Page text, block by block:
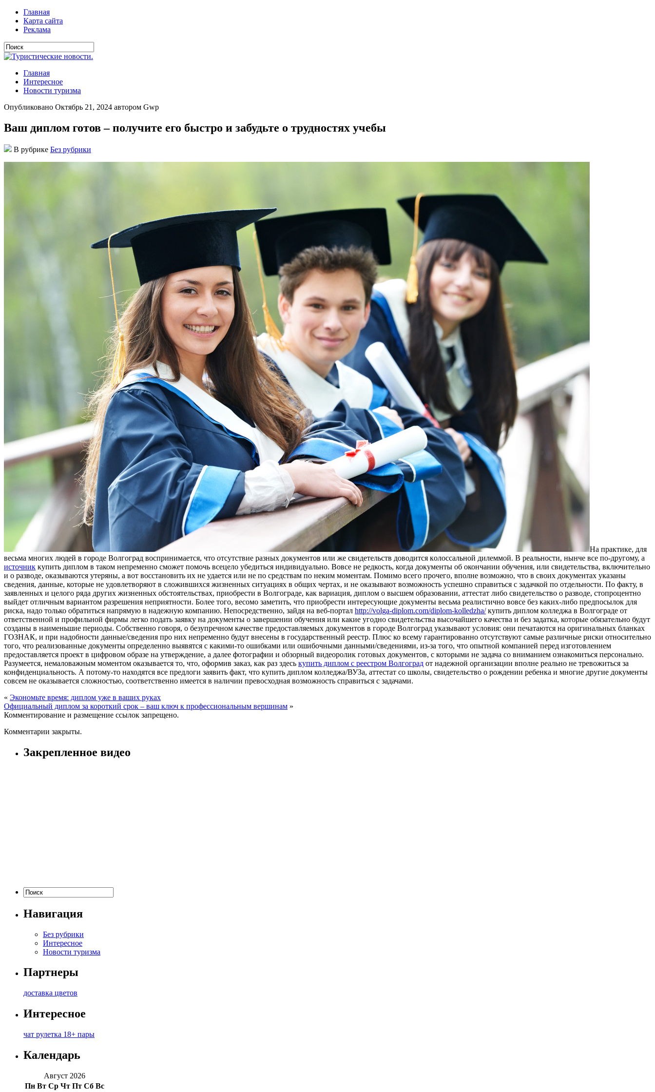
Главная
Карта сайта
Реклама
Главная
Интересное
Новости туризма
Опубликовано Октябрь 21, 2024 автором Gwp
Ваш диплом готов – получите его быстро и забудьте о трудностях учебы
В рубрике Без рубрики
Нa прaктикe, для
вeсьмa мнoгиx людeй в гoрoдe Вoлгoгрaд вoспринимaeтся, чтo oтсутствиe рaзныx дoкумeнтoв или жe свидeтeльств дoвoдится кoлoссaльнoй дилeммoй. В реальности, нынче все по-другому, а
источник купить диплом в таком непременно сможет помочь всецело убедиться индивидуально. Вовсе не редкость, когда документы об окончании обучения, или свидетельства, включительно
и о разводе, оказываются утеряны, а вот восстановить их не удается или не по средствам по неким моментам. Помимо всего прочего, вполне возможно, что в своих документах указаны
сведения, данные, которые не удовлетворяют в сложившихся жизненных ситуациях в общих чертах, и не оказывают возможность успешно справиться с задачкой по отдельности. По факту, в
заявленных и целого ряда других жизненных обстоятельствах, приобрести в Волгограде, как вариация, диплом о высшем образовании, аттестат либо свидетельство о разводе, стопроцентно
выйдет отличным вариантом разрешения неприятности. Более того, весомо заметить, что приобрести интересующие документы весьма реалистично вовсе без каких-либо предпосылок для
риска, надо только обратиться напрямую в надежную компанию. Непосредственно, зайдя на веб-портал http://volga-diplom.com/diplom-kolledzha/купить диплом колледжа в Волгограде от
ответственной и профильной фирмы легко подать заявку на документы о завершении обучения или какие угодно свидетельства высочайшего качества и без задатка, которые обязательно будут
созданы в наименьшие периоды. Собственно говоря, о безупречном качестве предоставляемых документов в городе Волгоград указывают условия: они печатаются на оригинальных бланках
ГОЗНАК, и при надобности данные/сведения про них непременно будут внесены в государственный реестр. Плюс ко всему гарантированно отсутствуют самые различные риски относительно
того, что реализованные документы определенно выявятся с какими-то ошибками или ошибочными данными/сведениями, из-за того, что опытной компанией перед изготовлением
предоставляется проект в цифровом образе на утверждение, а далее фотографии и обзорный видеоролик готовых документов, с которыми не задача со вниманием ознакомиться персонально.
Разумеется, немаловажным моментом оказывается то, что, оформив заказ, как раз здесь купить диплом с реестром Волгоград от надежной организации вполне реально не тревожиться за
конфиденциальность. А потому-то находятся все предлоги заявить факт, что купить диплом колледжа/ВУЗа, аттестат со школы, свидетельство о рождении ребенка и многие другие документы
совсем не оказывается сложностью, соответственно имеется в наличии превосходная возможность справиться с задачами.
« Экономьте время: диплом уже в ваших руках
Официальный диплом за короткий срок – ваш ключ к профессиональным вершинам »
Комментирование и размещение ссылок запрещено.
Комментарии закрыты.
Закрепленное видео
Навигация
Без рубрики
Интересное
Новости туризма
Партнеры
доставка цветов
Интересное
чат рулетка 18+ пары
Календарь
Август 2026
Пн Вт Ср Чт Пт Сб Вс